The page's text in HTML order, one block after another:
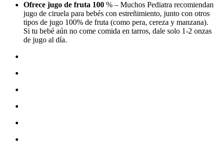
Ofrece jugo de fruta 100 % – Muchos Pediatra recomiendan
jugo de ciruela para bebés con estreñimiento, junto con otros
tipos de jugo 100% de fruta (como pera, cereza y manzana).
Si tu bebé aún no come comida en tarros, dale solo 1-2 onzas
de jugo al día.